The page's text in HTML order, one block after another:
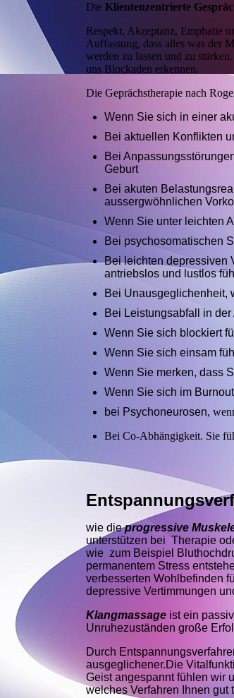
Die Klientenzentrierte
Respekt, Akzeptanz, Emphatie
Auffassung, dass alles was der
werden zu lassen und zu
uns Blockaden erkennen.
Die Geprächstherapie nach
Wenn Sie sich in einer
Bei aktuellen Konflikten
Bei
Geburt
Bei akuten
aussergwöhnlichen
Wenn Sie unter leichten
Bei psychosomatischen
Bei leichten depressiven
antriebslos und lustlos
Bei Unausgeglichenheit,
Bei Leistungsabfall in
Wenn Sie sich blockiert
Wenn Sie sich einsam
Wenn Sie merken, dass
Wenn Sie sich im
bei Psychoneurosen,
Bei Co-Abhängigkeit. Sie
wie dieprogressive
unterstützen bei Therapie
wie zum Beispiel
permanentem Stress
verbesserten Wohlbefinden
depressive Vertimmungen
Klangmassage ist ein
Unruhezuständen große
Durch
ausgeglichener.Die
Geist angespannt fühlen wir
welches Verfahren Ihnen gut